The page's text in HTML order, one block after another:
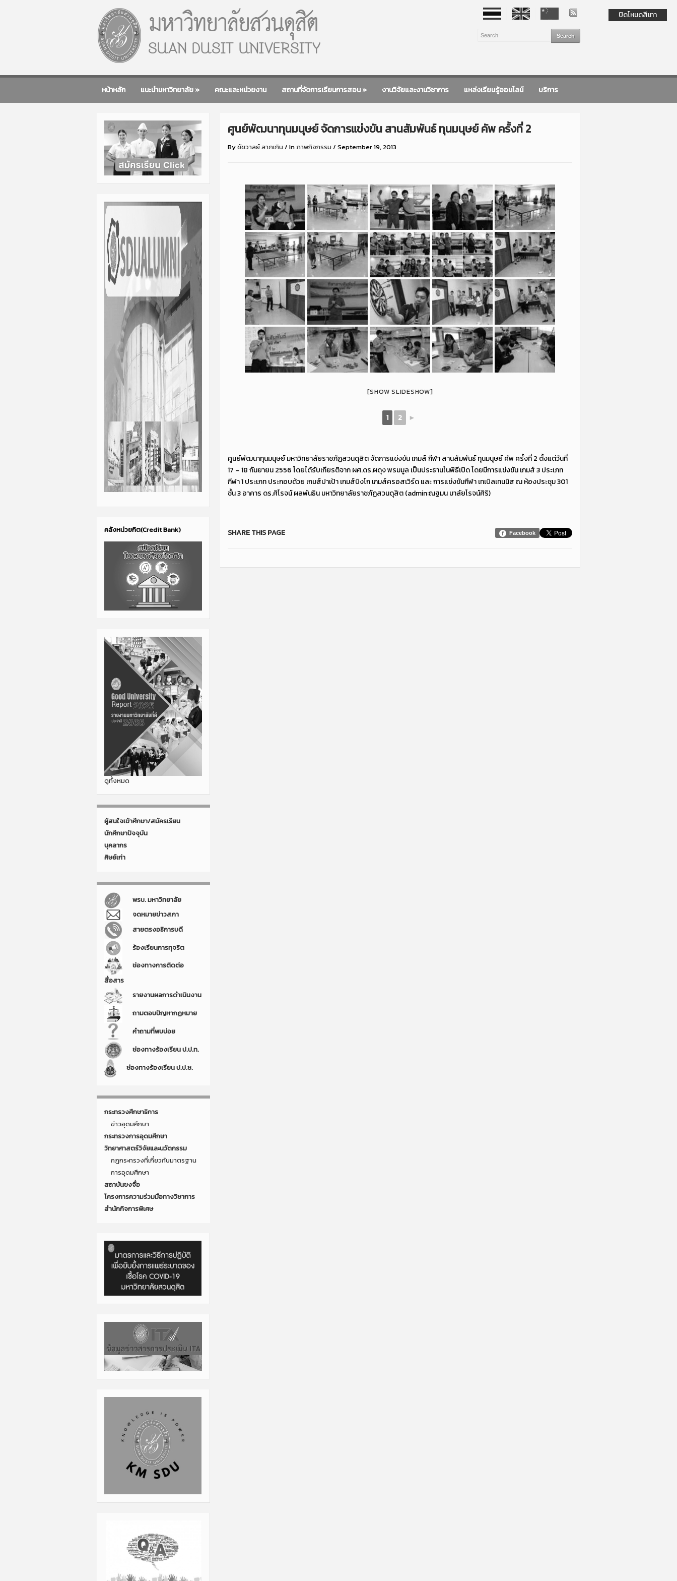
หน้าหลัก แนะนำมหาวิทยาลัย» คณะและหน่วยงาน สถานที่จัดการเรียนการสอน» งานวิจัยและงานวิชาการ แหล่งเรียนรู้ออนไลน์ บริการ
คลังหน่วยกิต(Credit Bank)
ดูทั้งหมด
ผู้สนใจเข้าศึกษา/สมัครเรียน
นักศึกษาปัจจุบัน
บุคลากร
ศิษย์เก่า
พรบ. มหาวิทยาลัย
จดหมายข่าวสภา
สายตรงอธิการบดี
ร้องเรียนการทุจริต
ช่องทางการติดต่อ
สื่อสาร
รายงานผลการดำเนินงาน
ถามตอบปัญหากฏหมาย
คำถามที่พบบ่อย
ช่องทางร้องเรียน ป.ป.ท.
ช่องทางร้องเรียน ป.ป.ช.
กระทรวงศึกษาธิการ
ข่าวอุดมศึกษา
กระทรวงการอุดมศึกษา
วิทยาศาสตร์วิจัยและนวัตกรรม
กฎกระทรวงที่เกี่ยวกับมาตรฐาน
การอุดมศึกษา
สถาบันขงจื่อ
โครงการความร่วมมือทางวิชาการ
สำนักกิจการพิเศษ
ศูนย์พัฒนาทุนมนุษย์ จัดการแข่งขัน สานสัมพันธ์ ทุนมนุษย์ คัพ ครั้งที่ 2
Byชัชวาลย์ ลาภเกิน /Inภาพกิจกรรม /September 19, 2013
[SHOW SLIDESHOW]
1 2 ►
ศูนย์พัฒนาทุนมนุษย์ มหาวิทยาลัยราชภัฏสวนดุสิต จัดการแข่งขัน เกมส์ กีฬา สานสัมพันธ์ ทุนมนุษย์ คัพ ครั้งที่ 2 ตั้งแต่วันที่
17 – 18 กันยายน 2556 โดยได้รับเกียรติจาก ผศ.ดร.ผดุง พรมมูล เป็นประธานในพิธีเปิด โดยมีการแข่งขัน เกมส์ 3 ประเภท
กีฬา 1 ประเภท ประกอบด้วย เกมส์ปาเป้า เกมส์บิงโก เกมส์ครอสเวิร์ด และ การแข่งขันกีฬา เทเบิลเทนนิส ณ ห้องประชุม 301
ชั้น 3 อาคาร ดร.ศิโรจน์ ผลพันธิน มหาวิทยาลัยราชภัฏสวนดุสิต (admin:ณฐมน มาลัยโรจน์ศิริ)
Facebook
SHARE THIS PAGE
ปิดโหมดสีเทา